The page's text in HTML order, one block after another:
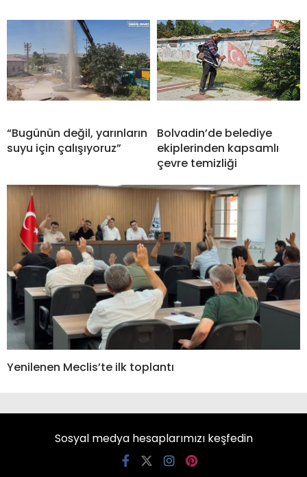
“Bugünün değil, yarınların
suyu için çalışıyoruz”
Bolvadin’de belediye
ekiplerinden kapsamlı
çevre temizliği
Yenilenen Meclis’te ilk toplantı
Sosyal medya hesaplarımızı keşfedin